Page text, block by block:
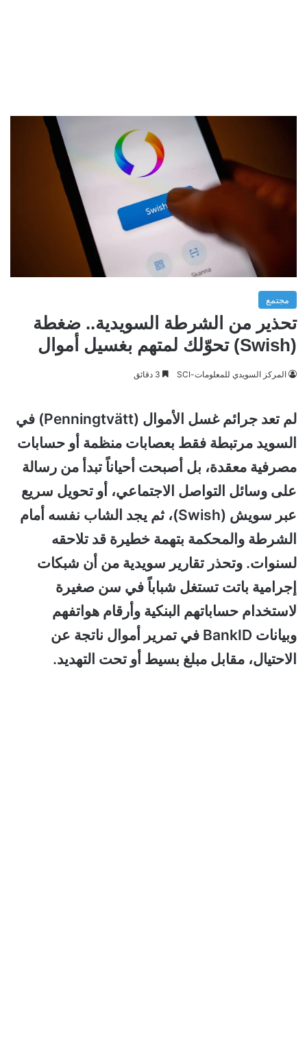
مجتمع
تحذير من الشرطة السويدية.. ضغطة
(Swish) تحوّلك لمتهم بغسيل أموال
المركز السويدي للمعلومات-SCI
لم تعد جرائم غسل الأموال (Penningtvätt) في
السويد مرتبطة فقط بعصابات منظمة أو حسابات
مصرفية معقدة، بل أصبحت أحياناً تبدأ من رسالة
على وسائل التواصل الاجتماعي، أو تحويل سريع
عبر سويش (Swish)، ثم يجد الشاب نفسه أمام
الشرطة والمحكمة بتهمة خطيرة قد تلاحقه
لسنوات. وتحذر تقارير سويدية من أن شبكات
إجرامية باتت تستغل شباباً في سن صغيرة
لاستخدام حساباتهم البنكية وأرقام هواتفهم
وبيانات BankID في تمرير أموال ناتجة عن
الاحتيال، مقابل مبلغ بسيط أو تحت التهديد.